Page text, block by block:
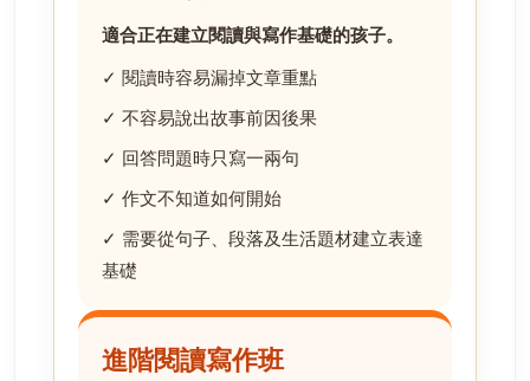
適合正在建立閱讀與寫作基礎的孩子。
✓ 閱讀時容易漏掉文章重點
✓ 不容易說出故事前因後果
✓ 回答問題時只寫一兩句
✓ 作文不知道如何開始
✓ 需要從句子、段落及生活題材建立表達
基礎
進階閱讀寫作班